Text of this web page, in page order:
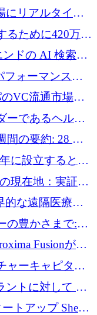
理由
にリアルタイム
ために 400 万
るために420万ポ
ンドの AI 検索最
るために 600
フォーマンスプ
これまでに720
VC流通市場の
万ユーロの
ーであるヘルシ
18億ドルのシリ
間の要約: 28 億
ノロジー資金調
に設立すると米
現在地：実証と
的な遠隔医療プ
に 100 万ユー
の豊かさまで:
パの AI の未来
Fusionが4
EuropeはVCの
ャーキャピタル
トに対して EU
援を獲得
トアップ Sherpa